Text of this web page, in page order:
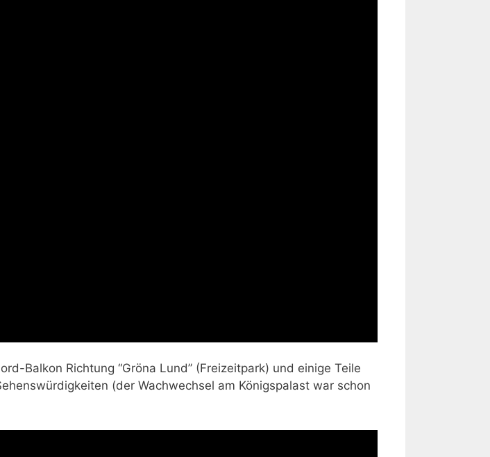
Balkon Richtung “Gröna Lund” (Freizeitpark) und einige Teile
(der Wachwechsel am Königspalast war schon